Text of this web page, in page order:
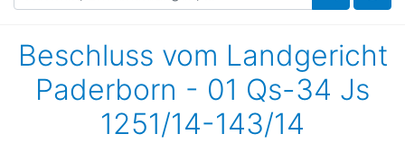
Beschluss vom Landgericht
Paderborn - 01 Qs-34 Js
1251/14-143/14